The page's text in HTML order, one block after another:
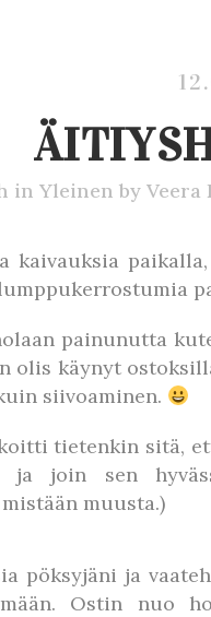
in Yleinen by Veera
kaivauksia
painunutta
käynyt
siivoaminen.
tietenkin sitä,
ja join sen
muusta.)
pöksyjäni ja
Ostin nuo